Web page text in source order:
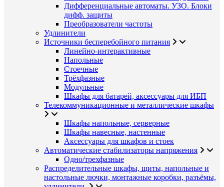
Дифференциальные автоматы. УЗО. Блоки
дифф. защиты
Преобразователи частоты
Удлинители
Источники бесперебойного питания
Линейно-интерактивные
Напольные
Стоечные
Трёхфазные
Модульные
Шкафы для батарей, аксессуары для ИБП
Телекоммуникационные и металлические шкафы
Шкафы напольные, серверные
Шкафы навесные, настенные
Аксессуары для шкафов и стоек
Автоматические стабилизаторы напряжения
Одно/трехфазные
Распределительные шкафы, щиты, напольные и
настольные лючки, монтажные коробки, разъёмы,